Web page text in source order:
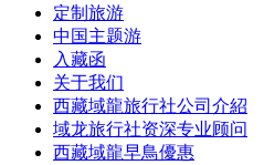
定制旅游
中国主题游
入藏函
关于我们
西藏域龍旅行社公司介紹
域龙旅行社资深专业顾问
西藏域龍早鳥優惠